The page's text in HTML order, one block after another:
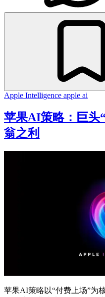
Apple Intelligence apple ai
苹果AI策略：巨头
翁之利
苹果AI策略以“付费上场”为